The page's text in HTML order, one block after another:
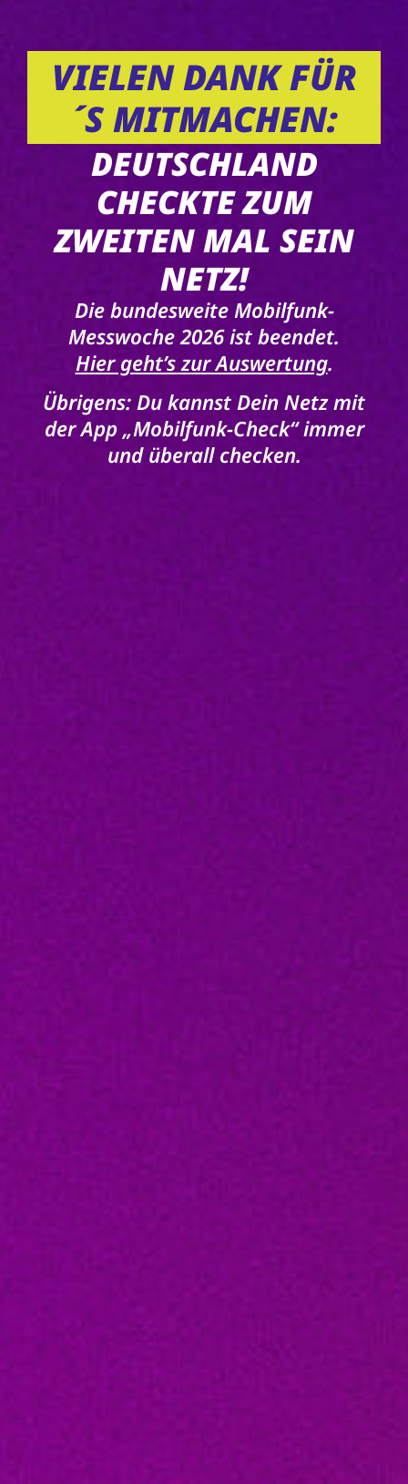
VIELEN DANK FÜR
´S MITMACHEN:
DEUTSCHLAND
CHECKTE ZUM
ZWEITEN MAL SEIN
NETZ!
Die bundesweite Mobilfunk-
Messwoche 2026 ist beendet.
Hier geht’s zur Auswertung.
Übrigens:Du kannst Dein Netz mit
der App „Mobilfunk-Check“ immer
und überall checken.